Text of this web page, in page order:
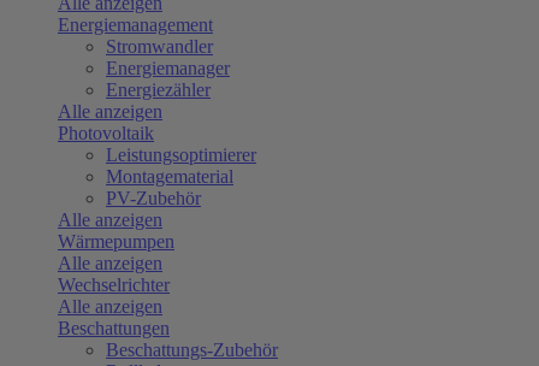
Energiemanagement
Stromwandler
Energiemanager
Energiezähler
Alle anzeigen
Photovoltaik
Leistungsoptimierer
Montagematerial
PV-Zubehör
Alle anzeigen
Wärmepumpen
Alle anzeigen
Wechselrichter
Alle anzeigen
Beschattungen
Beschattungs-Zubehör